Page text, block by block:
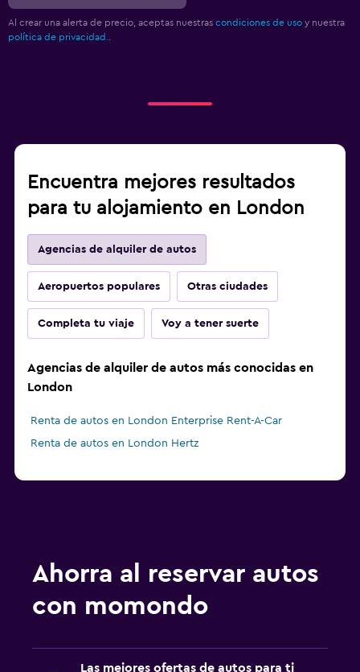
Al crear una alerta de precio, aceptas nuestras condiciones de uso y nuestra
política de privacidad..
Encuentra mejores resultados
para tu alojamiento en London
Agencias de alquiler de autos
Aeropuertos populares Otras ciudades
Completa tu viaje Voy a tener suerte
Agencias de alquiler de autos más conocidas en
London
Renta de autos en London Enterprise Rent-A-Car
Renta de autos en London Hertz
Ahorra al reservar autos
con momondo
Las mejores ofertas de autos para ti